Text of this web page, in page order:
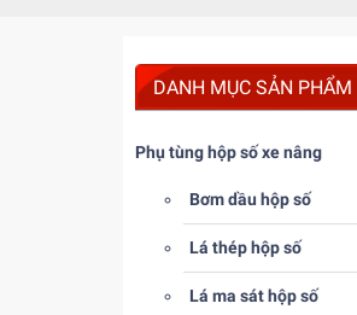
DANH MỤC SẢN PHẨM
Phụ tùng hộp số xe nâng
Bơm dầu hộp số
Lá thép hộp số
Lá ma sát hộp số